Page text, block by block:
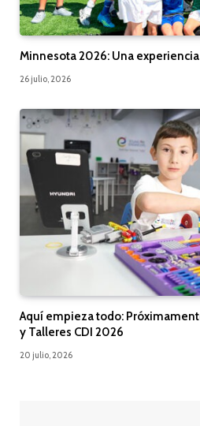
Minnesota 2026: Una
26 julio, 2026
Aquí empieza todo:
y Talleres CDI 2026
20 julio, 2026